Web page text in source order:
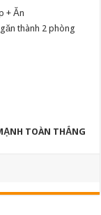
+ Ăn
thành 2 phòng
TOÀN THẮNG